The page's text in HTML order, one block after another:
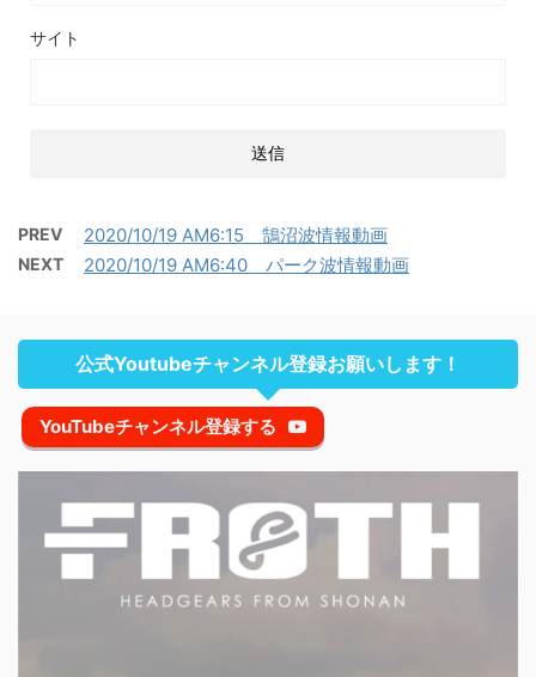
サイト
PREV 2020/10/19 AM6:15 鵠沼波情報動画
NEXT 2020/10/19 AM6:40 パーク波情報動画
公式Youtubeチャンネル登録お願いします！
YouTubeチャンネル登録する